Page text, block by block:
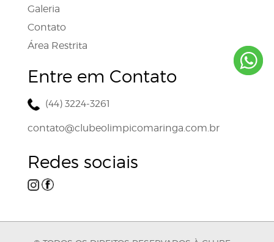
Galeria
Contato
Área Restrita
Entre em Contato
(44) 3224-3261
contato@clubeolimpicomaringa.com.br
Redes sociais